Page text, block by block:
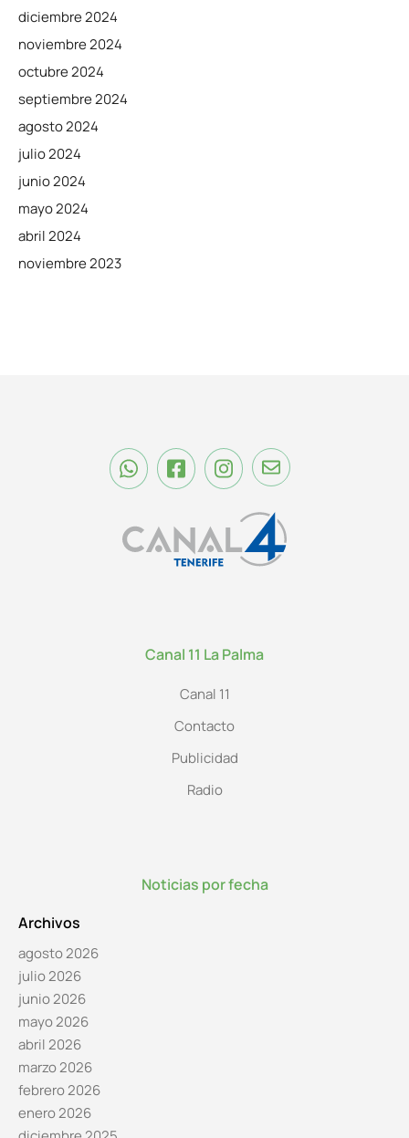
diciembre 2024
noviembre 2024
octubre 2024
septiembre 2024
agosto 2024
julio 2024
junio 2024
mayo 2024
abril 2024
noviembre 2023
Canal 11 La Palma
Canal 11
Contacto
Publicidad
Radio
Noticias por fecha
Archivos
agosto 2026
julio 2026
junio 2026
mayo 2026
abril 2026
marzo 2026
febrero 2026
enero 2026